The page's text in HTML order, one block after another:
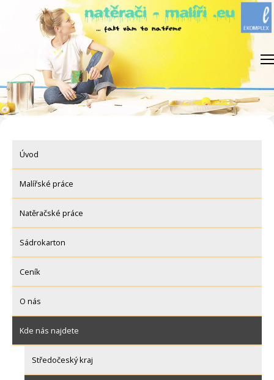
Úvod
Malířské práce
Natěračské práce
Sádrokarton
Ceník
O nás
Kde nás najdete
Středočeský kraj